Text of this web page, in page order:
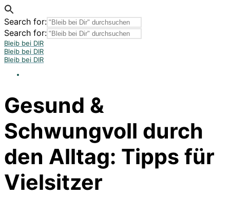
Search for:
Search for:
Bleib bei DIR
Bleib bei DIR
Bleib bei DIR
Gesund &
Schwungvoll durch
den Alltag: Tipps für
Vielsitzer